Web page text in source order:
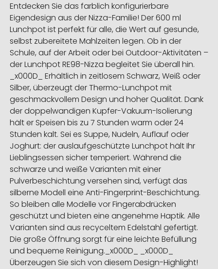
Entdecken Sie das farblich konfigurierbare
Eigendesign aus der Nizza-Familie! Der 600 ml
Lunchpot ist perfekt für alle, die Wert auf gesunde,
selbst zubereitete Mahlzeiten legen. Ob in der
Schule, auf der Arbeit oder bei Outdoor-Aktivitäten –
der Lunchpot RE98-Nizza begleitet Sie überall hin.
_x000D_ Erhältlich in zeitlosem Schwarz, Weiß oder
Silber, überzeugt der Thermo-Lunchpot mit
geschmackvollem Design und hoher Qualität. Dank
der doppelwandigen Kupfer-Vakuum-Isolierung
hält er Speisen bis zu 7 Stunden warm oder 24
Stunden kalt. Sei es Suppe, Nudeln, Auflauf oder
Joghurt: der auslaufgeschützte Lunchpot hält Ihr
Lieblingsessen sicher temperiert. Während die
schwarze und weiße Varianten mit einer
Pulverbeschichtung versehen sind, verfügt das
silberne Modell eine Anti-Fingerprint-Beschichtung.
So bleiben alle Modelle vor Fingerabdrücken
geschützt und bieten eine angenehme Haptik. Alle
Varianten sind aus recyceltem Edelstahl gefertigt.
Die große Öffnung sorgt für eine leichte Befüllung
und bequeme Reinigung._x000D_ _x000D_
Überzeugen Sie sich von diesem Design-Highlight!